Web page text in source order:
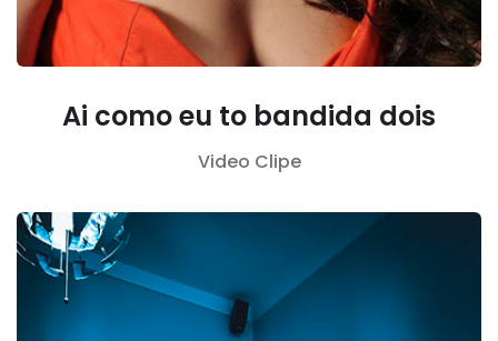
Ai como eu to bandida dois
Video Clipe